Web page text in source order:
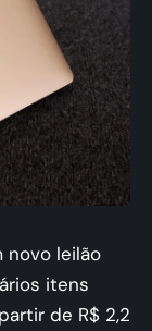
novo leilão
itens
de R$ 2,2